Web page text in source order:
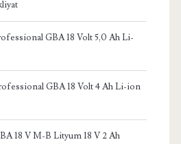
GBA 18 Volt 5,0 Ah Li-
GBA 18 Volt 4 Ah Li-ion
18 V M-B Lityum 18 V 2 Ah